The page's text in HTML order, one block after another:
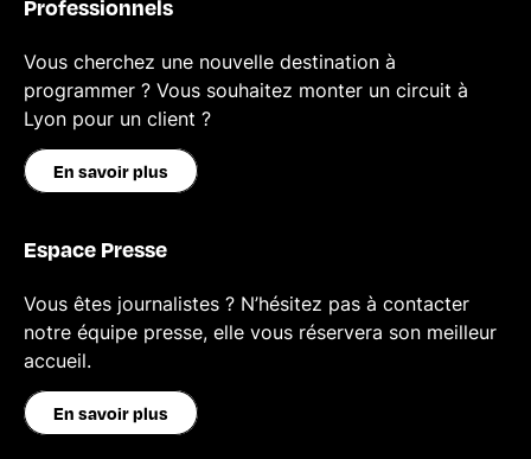
Professionnels
Vous cherchez une nouvelle destination à
programmer ? Vous souhaitez monter un circuit à
Lyon pour un client ?
En savoir plus
Espace Presse
Vous êtes journalistes ? N’hésitez pas à contacter
notre équipe presse, elle vous réservera son meilleur
accueil.
En savoir plus